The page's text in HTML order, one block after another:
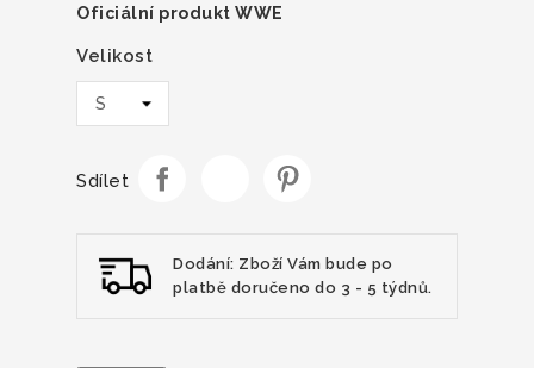
Oficiální produkt WWE
Velikost
Sdílet
Dodání: Zboží Vám bude po
platbě doručeno do 3 - 5 týdnů.